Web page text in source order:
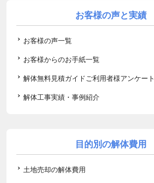
お客様の声と実績
お客様の声一覧
お客様からのお手紙一覧
解体無料見積ガイドご利用者様アンケート
解体工事実績・事例紹介
目的別の解体費用
土地売却の解体費用